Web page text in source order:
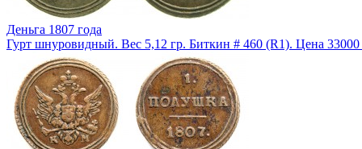
Деньга 1807 года
Гурт шнуровидный. Вес 5,12 гр. Биткин # 460 (R1). Цена